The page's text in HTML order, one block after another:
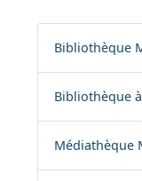
Bibliothèque
Bibliothèque
Médiathèque